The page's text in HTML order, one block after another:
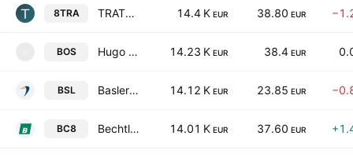
8TRA TRATON SE 14.4 K EUR 38.80 EUR
BOS Hugo Boss AG 14.23 K EUR 38.4 EUR
BSL Basler AG 14.12 K EUR 23.85 EUR
BC8 Bechtle AG 14.01 K EUR 37.60 EUR